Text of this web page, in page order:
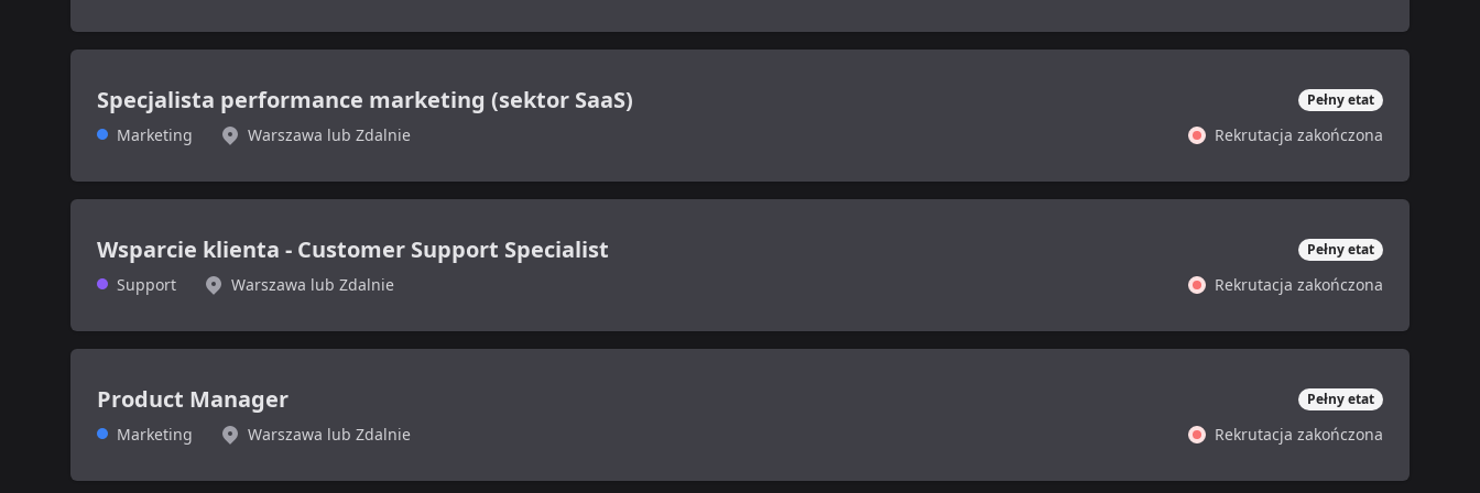
Specjalista performance marketing (sektor SaaS) Pełny etat
Marketing Warszawa lub Zdalnie Rekrutacja zakończona
Wsparcie klienta - Customer Support Specialist Pełny etat
Support Warszawa lub Zdalnie Rekrutacja zakończona
Product Manager Pełny etat
Marketing Warszawa lub Zdalnie Rekrutacja zakończona